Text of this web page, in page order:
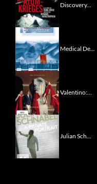
Discovery...
Medical De...
Valentino:...
Julian Sch...